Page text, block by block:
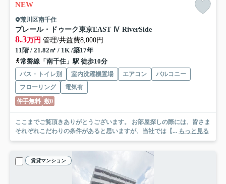
NEW
荒川区南千住
プレール・ドゥーク東京EAST Ⅳ RiverSide
8.3万円 管理/共益費8,000円
11階 / 21.82㎡ / 1K /築17年
常磐線「南千住」駅 徒歩10分
バス・トイレ別 室内洗濯機置場 エアコン
バルコニー
フローリング
電気有
仲手無料 敷0
ここまでご覧頂きありがとうございます。 お部屋探しの際には、皆さま
それぞれこだわりの条件があると思いますが、当社では【... もっと見る
賃貸マンション